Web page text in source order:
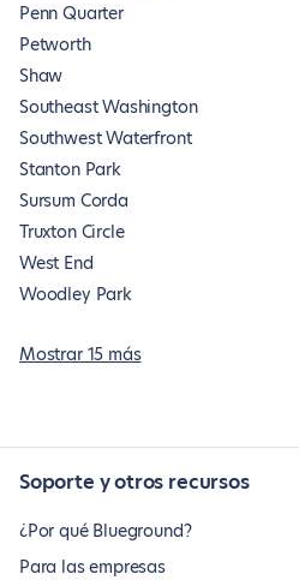
Penn Quarter
Petworth
Shaw
Southeast Washington
Southwest Waterfront
Stanton Park
Sursum Corda
Truxton Circle
West End
Woodley Park
Mostrar 15 más
Soporte y otros recursos
¿Por qué Blueground?
Para las empresas